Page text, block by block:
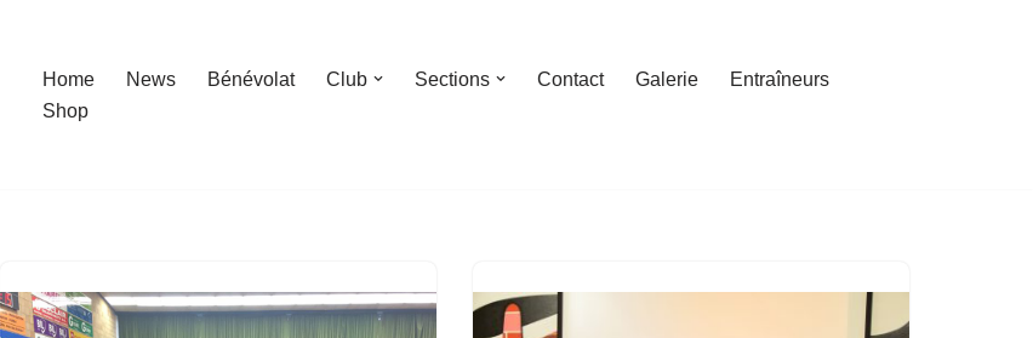
Home News Bénévolat Club Sections Contact Galerie
Entraîneurs
Shop